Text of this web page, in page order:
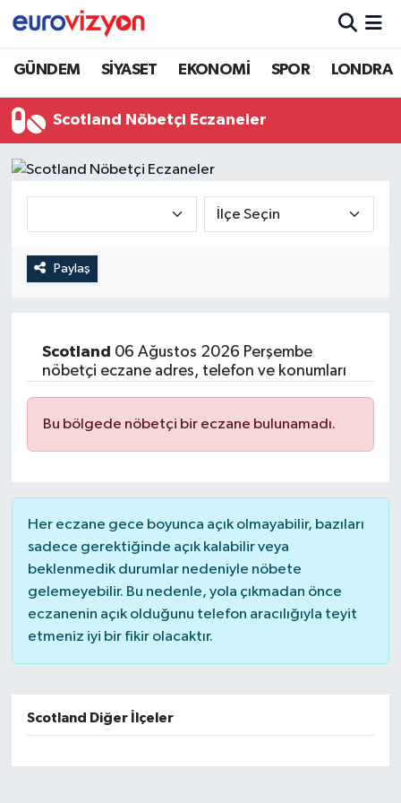
GÜNDEM SİYASET EKONOMİ SPOR LONDRA
Scotland Nöbetçi Eczaneler
Paylaş
Scotland 06 Ağustos 2026 Perşembe
nöbetçi eczane adres, telefon ve konumları
Bu bölgede nöbetçi bir eczane bulunamadı.
Her eczane gece boyunca açık olmayabilir, bazıları
sadece gerektiğinde açık kalabilir veya
beklenmedik durumlar nedeniyle nöbete
gelemeyebilir. Bu nedenle, yola çıkmadan önce
eczanenin açık olduğunu telefon aracılığıyla teyit
etmeniz iyi bir fikir olacaktır.
Scotland Diğer İlçeler